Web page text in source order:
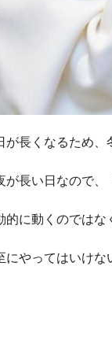
が長くなるため、
が長い日なので
的に動くのではな
にやってはいけな